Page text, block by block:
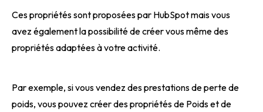
Ces propriétés sont proposées par HubSpot mais vous
avez également la possibilité de créer vous même des
propriétés adaptées à votre activité.
Par exemple, si vous vendez des prestations de perte de
poids, vous pouvez créer des propriétés de Poids et de